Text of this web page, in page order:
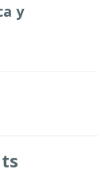
y